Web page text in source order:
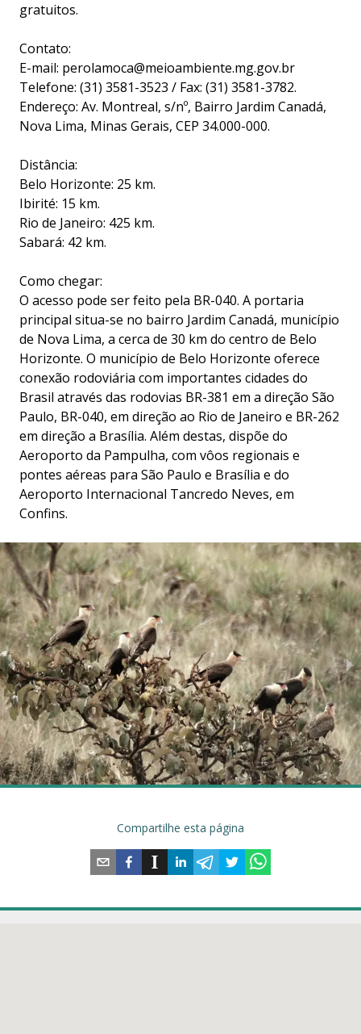
gratuitos.
Contato:
E-mail: perolamoca@meioambiente.mg.gov.br
Telefone: (31) 3581-3523 / Fax: (31) 3581-3782.
Endereço: Av. Montreal, s/nº, Bairro Jardim Canadá,
Nova Lima, Minas Gerais, CEP 34.000-000.
Distância:
Belo Horizonte: 25 km.
Ibirité: 15 km.
Rio de Janeiro: 425 km.
Sabará: 42 km.
Como chegar:
O acesso pode ser feito pela BR-040. A portaria
principal situa-se no bairro Jardim Canadá, município
de Nova Lima, a cerca de 30 km do centro de Belo
Horizonte. O município de Belo Horizonte oferece
conexão rodoviária com importantes cidades do
Brasil através das rodovias BR-381 em a direção São
Paulo, BR-040, em direção ao Rio de Janeiro e BR-262
em direção a Brasília. Além destas, dispõe do
Aeroporto da Pampulha, com vôos regionais e
pontes aéreas para São Paulo e Brasília e do
Aeroporto Internacional Tancredo Neves, em
Confins.
Compartilhe esta página